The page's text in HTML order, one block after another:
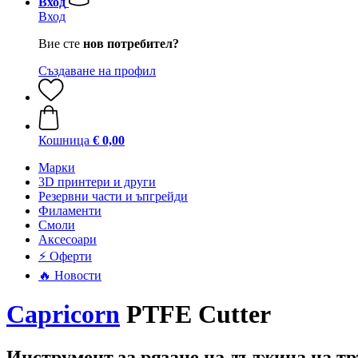
Вход
Вие сте нов потребител?
Създаване на профил
Кошница € 0,00
Mарки
3D принтери и други
Резервни части и ъпгрейди
Филаменти
Смоли
Аксесоари
⚡ Оферти
🔥 Новости
Capricorn PTFE Cutter